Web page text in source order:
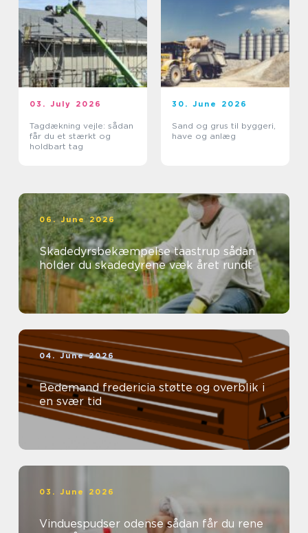
03. July 2026
Tagdækning vejle: sådan
får du et stærkt og
holdbart tag
30. June 2026
Sand og grus til byggeri,
have og anlæg
06. June 2026
Skadedyrsbekæmpelse taastrup sådan
holder du skadedyrene væk året rundt
04. June 2026
Bedemand fredericia støtte og overblik i
en svær tid
03. June 2026
Vinduespudser odense sådan får du rene